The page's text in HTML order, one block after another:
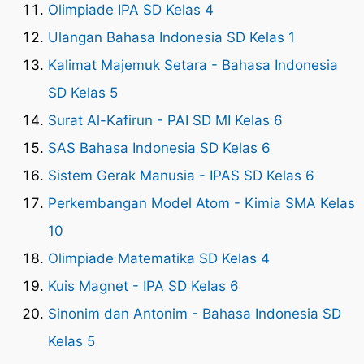
Olimpiade IPA SD Kelas 4
Ulangan Bahasa Indonesia SD Kelas 1
Kalimat Majemuk Setara - Bahasa Indonesia
SD Kelas 5
Surat Al-Kafirun - PAI SD MI Kelas 6
SAS Bahasa Indonesia SD Kelas 6
Sistem Gerak Manusia - IPAS SD Kelas 6
Perkembangan Model Atom - Kimia SMA Kelas
10
Olimpiade Matematika SD Kelas 4
Kuis Magnet - IPA SD Kelas 6
Sinonim dan Antonim - Bahasa Indonesia SD
Kelas 5